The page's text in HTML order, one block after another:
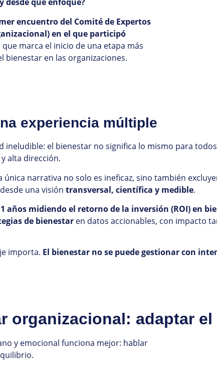
encuentro del Comité de Expertos
en el que participó
que marca el inicio de una etapa más
bienestar en las organizaciones.
experiencia múltiple
ineludible: el bienestar no significa lo mismo para
alta dirección.
única narrativa no solo es ineficaz, sino también
una visión transversal, científica y medible.
años midiendo el retorno de la inversión (ROI) en
de bienestar en datos accionables, con impacto
importa. El bienestar no se puede gestionar con
organizacional: adaptar
y emocional funciona mejor: hablar